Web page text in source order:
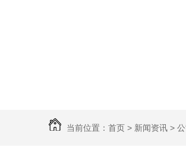
当前位置： 首页 > 新闻资讯 >